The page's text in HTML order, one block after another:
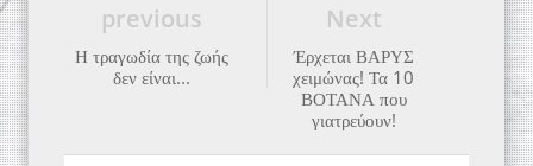
Next
Έρχεται ΒΑΡΥΣ
χειμώνας! Τα 10
ΒΟΤΑΝΑ που
γιατρεύουν!
previous
Η τραγωδία της ζωής
δεν είναι...